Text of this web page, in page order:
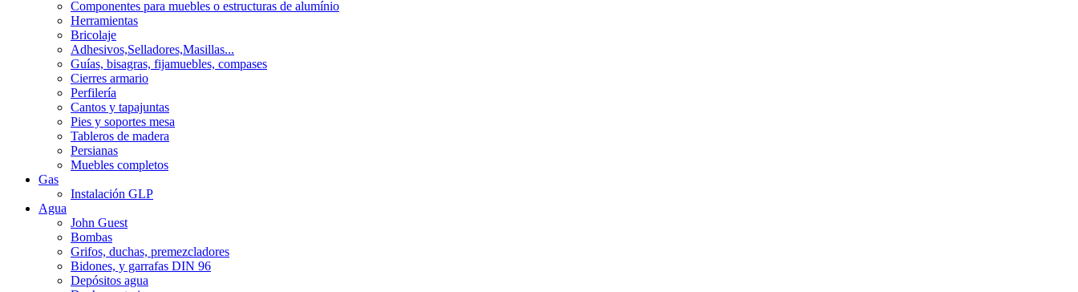
Componentes para muebles o estructuras de alumínio
Herramientas
Bricolaje
Adhesivos,Selladores,Masillas...
Guías, bisagras, fijamuebles, compases
Cierres armario
Perfilería
Cantos y tapajuntas
Pies y soportes mesa
Tableros de madera
Persianas
Muebles completos
Gas
Instalación GLP
Agua
John Guest
Bombas
Grifos, duchas, premezcladores
Bidones, y garrafas DIN 96
Depósitos agua